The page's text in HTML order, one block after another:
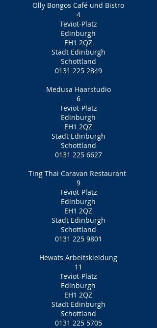
Olly Bongos Café und Bistro
4
Teviot-Platz
Edinburgh
EH1 2QZ
Stadt Edinburgh
Schottland
0131 225 2849
Medusa Haarstudio
6
Teviot-Platz
Edinburgh
EH1 2QZ
Stadt Edinburgh
Schottland
0131 225 6627
Ting Thai Caravan Restaurant
9
Teviot-Platz
Edinburgh
EH1 2QZ
Stadt Edinburgh
Schottland
0131 225 9801
Hewats Arbeitskleidung
11
Teviot-Platz
Edinburgh
EH1 2QZ
Stadt Edinburgh
Schottland
0131 225 5705